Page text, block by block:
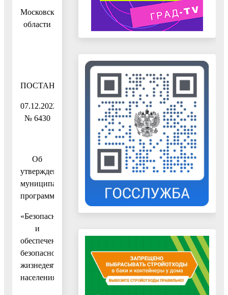
Московской
области
ПОСТАНОВЛЕНИЕ
07.12.2022
№ 6430
Об
утверждении
муниципальной
программы
«Безопасность
и
обеспечение
безопасности
жизнедеятельности
населения»